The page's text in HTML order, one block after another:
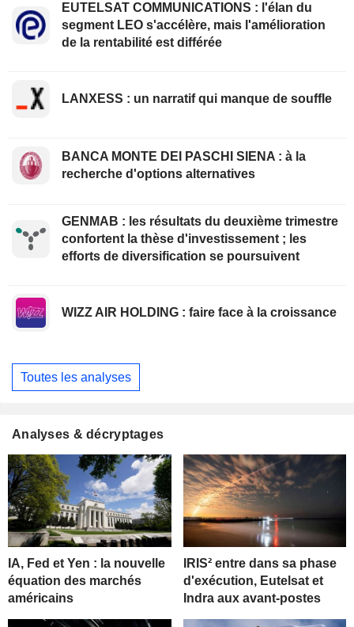
EUTELSAT COMMUNICATIONS : l'élan du
segment LEO s'accélère, mais l'amélioration
de la rentabilité est différée
LANXESS : un narratif qui manque de souffle
BANCA MONTE DEI PASCHI SIENA : à la
recherche d'options alternatives
GENMAB : les résultats du deuxième trimestre
confortent la thèse d'investissement ; les
efforts de diversification se poursuivent
WIZZ AIR HOLDING : faire face à la croissance
Toutes les analyses
Analyses & décryptages
IA, Fed et Yen : la nouvelle
équation des marchés
américains
IRIS² entre dans sa phase
d'exécution, Eutelsat et
Indra aux avant-postes